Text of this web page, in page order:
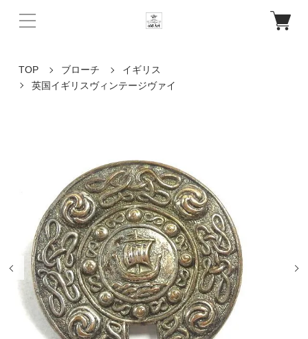
TOP ブローチ
イギリス
英国イギリスヴィンテージヴァイ